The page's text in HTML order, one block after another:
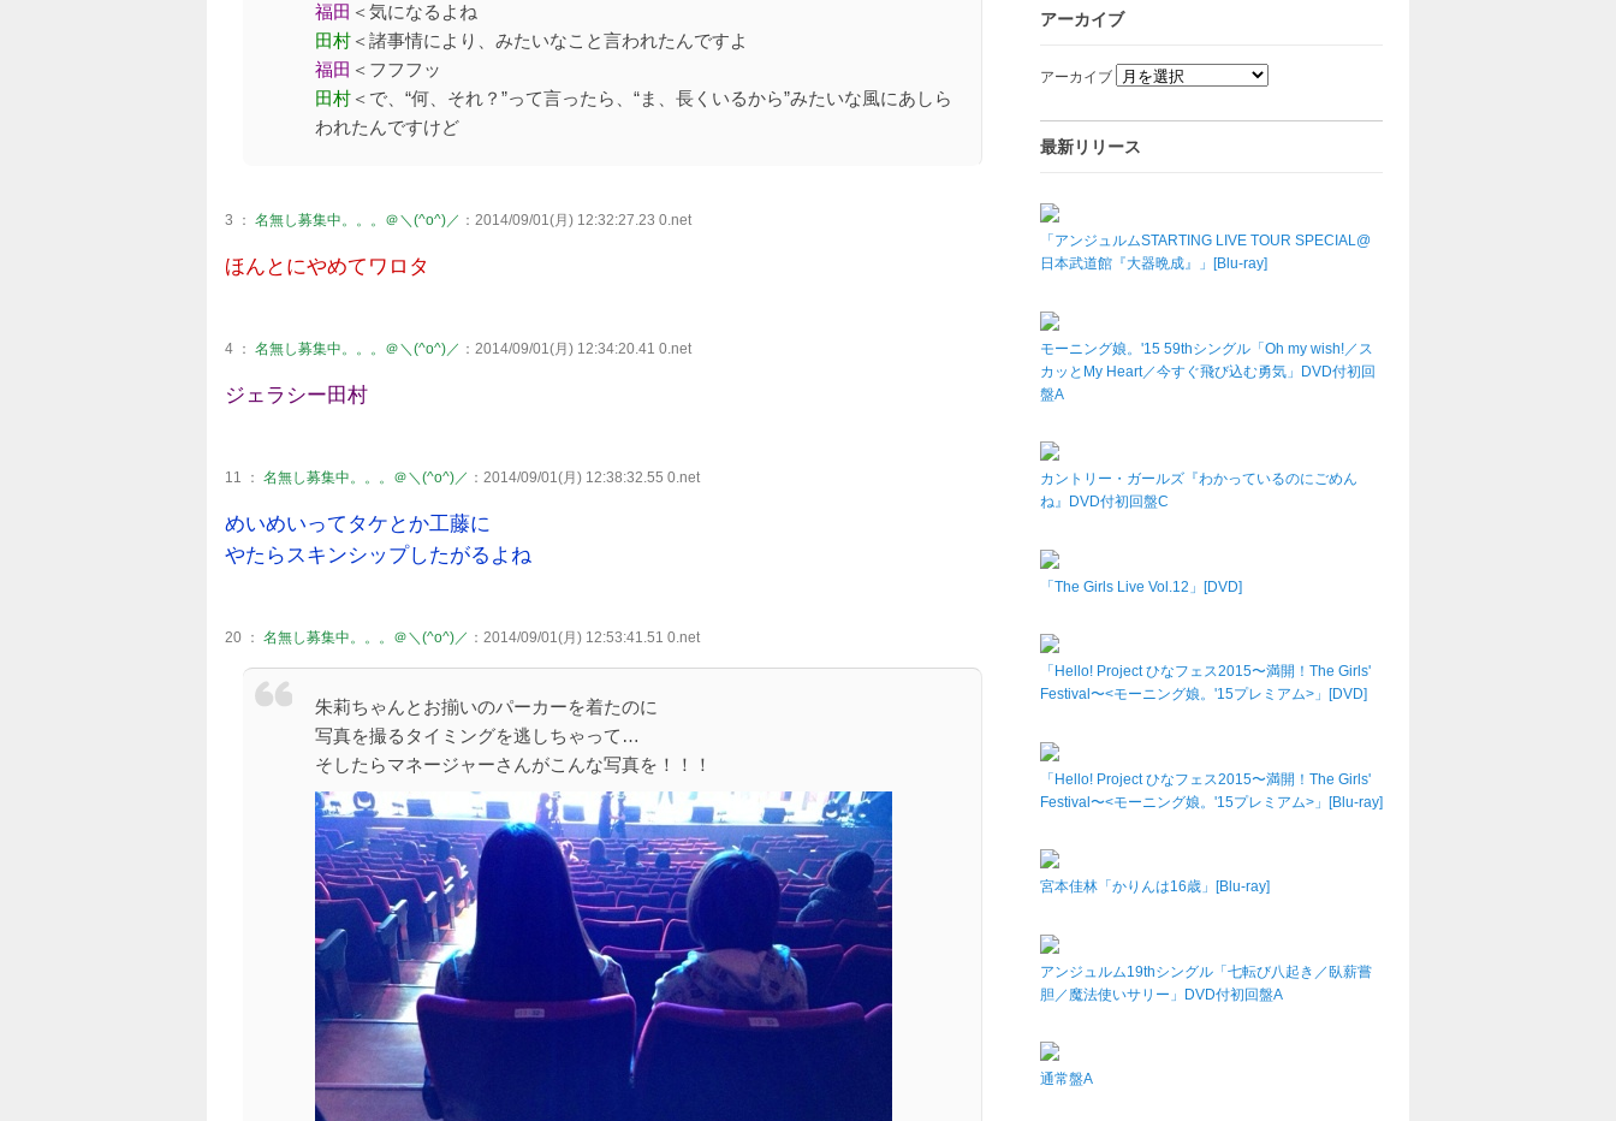
福田 ＜気になるよね
田村 ＜諸事情により、みたいなこと言われたんですよ
福田 ＜フフフッ
田村 ＜で、“何、それ？”って言ったら、“ま、長くいるから”みたいな風にあしら
われたんですけど
3 ： 名無し募集中。。。＠＼(^o^)／ ：2014/09/01(月) 12:32:27.23 0.net
ほんとにやめてワロタ
4 ： 名無し募集中。。。＠＼(^o^)／ ：2014/09/01(月) 12:34:20.41 0.net
ジェラシー田村
11 ： 名無し募集中。。。＠＼(^o^)／ ：2014/09/01(月) 12:38:32.55 0.net
めいめいってタケとか工藤に
やたらスキンシップしたがるよね
20 ： 名無し募集中。。。＠＼(^o^)／ ：2014/09/01(月) 12:53:41.51 0.net
朱莉ちゃんとお揃いのパーカーを着たのに
写真を撮るタイミングを逃しちゃって…
そしたらマネージャーさんがこんな写真を！！！
アーカイブ
アーカイブ
最新リリース
「アンジュルムSTARTING LIVE TOUR SPECIAL@
日本武道館『大器晩成』」[Blu-ray]
モーニング娘。'15 59thシングル「Oh my wish!／ス
カッとMy Heart／今すぐ飛び込む勇気」DVD付初回
盤A
カントリー・ガールズ『わかっているのにごめん
ね』DVD付初回盤C
「The Girls Live Vol.12」[DVD]
「Hello! Project ひなフェス2015〜満開！The Girls'
Festival〜<モーニング娘。'15プレミアム>」[DVD]
「Hello! Project ひなフェス2015〜満開！The Girls'
Festival〜<モーニング娘。'15プレミアム>」[Blu-ray]
宮本佳林「かりんは16歳」[Blu-ray]
アンジュルム19thシングル「七転び八起き／臥薪嘗
胆／魔法使いサリー」DVD付初回盤A
通常盤A